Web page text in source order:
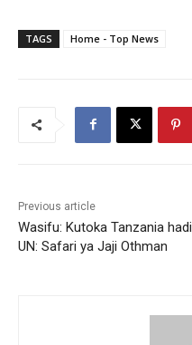
TAGS Home - Top News
Previous article
Wasifu: Kutoka Tanzania hadi
UN: Safari ya Jaji Othman